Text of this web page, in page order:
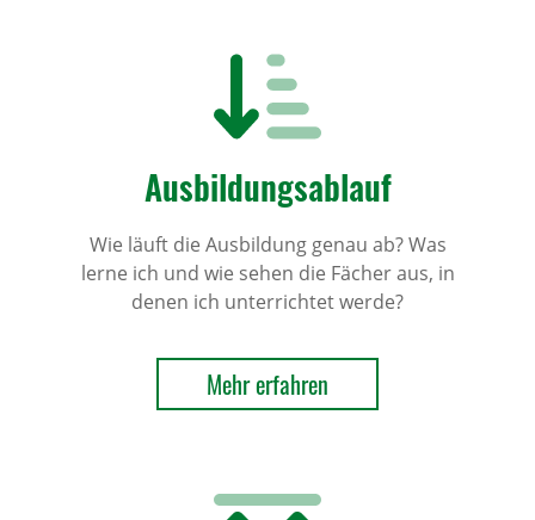
Ausbildungsablauf
Wie läuft die Ausbildung genau ab? Was
lerne ich und wie sehen die Fächer aus, in
denen ich unterrichtet werde?
Mehr erfahren